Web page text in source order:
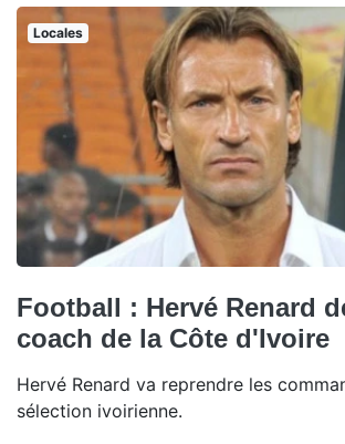
Locales
Football : Hervé Renard
coach de la Côte d'Ivoire
Hervé Renard va reprendre les
sélection ivoirienne.